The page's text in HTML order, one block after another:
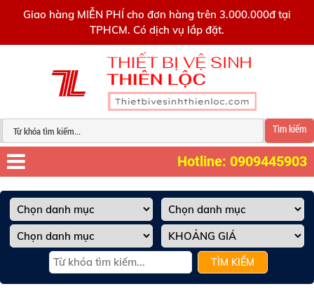
Giao hàng MIỄN PHÍ cho đơn hàng trên 3.000.000đ tại
TPHCM. Có dịch vụ lắp đặt.
Tìm kiếm
Hotline: 0909445903
TÌM KIẾM
0909445903